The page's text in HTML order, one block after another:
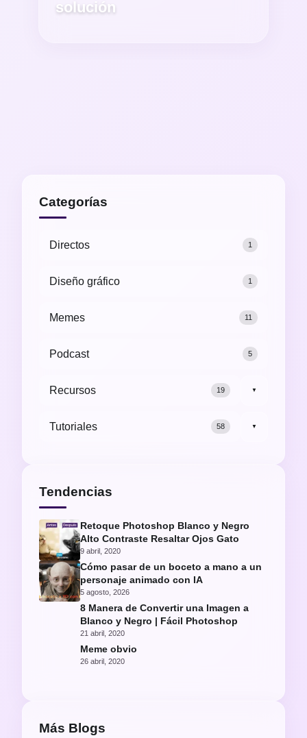
solución
Categorías
Directos 1
Diseño gráfico 1
Memes 11
Podcast 5
Recursos 19 ▼
Tutoriales 58 ▼
Tendencias
Retoque Photoshop Blanco y Negro
Alto Contraste Resaltar Ojos Gato
9 abril, 2020
Cómo pasar de un boceto a mano a un
personaje animado con IA
5 agosto, 2026
8 Manera de Convertir una Imagen a
Blanco y Negro | Fácil Photoshop
21 abril, 2020
Meme obvio
26 abril, 2020
Más Blogs